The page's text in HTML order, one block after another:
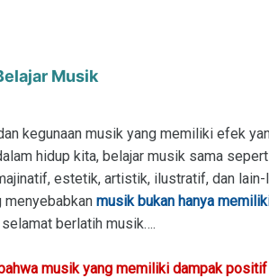
Musik
kegunaan musik yang memiliki efek
hidup kita, belajar musik sama
estetik, artistik, ilustratif, dan
menyebabkan musik bukan hanya
berlatih musik….
musik yang memiliki dampak